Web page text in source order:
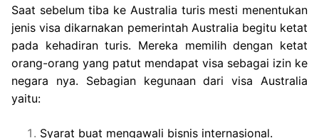
Saat sebelum tiba ke Australia turis mesti menentukan
jenis visa dikarnakan pemerintah Australia begitu ketat
pada kehadiran turis. Mereka memilih dengan ketat
orang-orang yang patut mendapat visa sebagai izin ke
negara nya. Sebagian kegunaan dari visa Australia
yaitu:
Syarat buat mengawali bisnis internasional.